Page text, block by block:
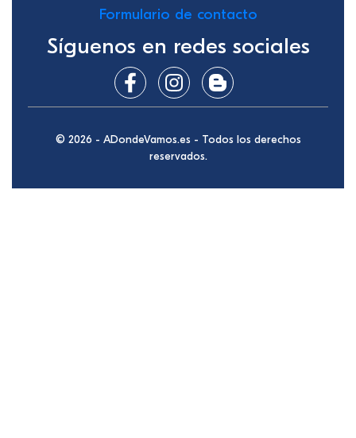
Formulario de contacto
Síguenos en redes sociales
© 2026 - ADondeVamos.es - Todos los derechos
reservados.